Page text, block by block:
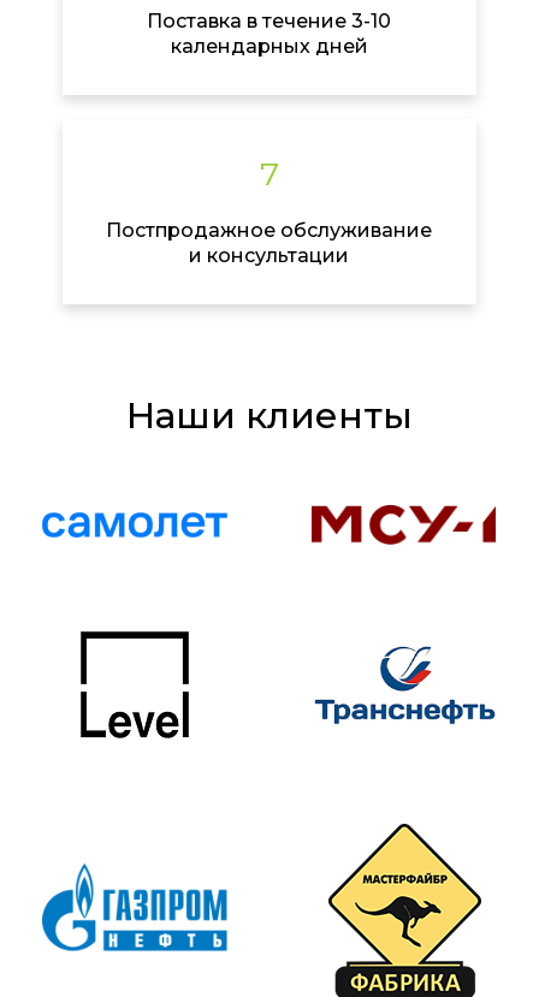
Поставка в течение 3-10
календарных дней
7
Постпродажное обслуживание
и консультации
Наши клиенты